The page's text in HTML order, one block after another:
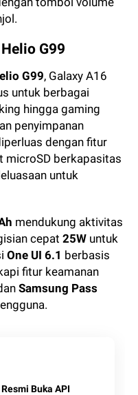
G99
G99, Galaxy A16
untuk berbagai
hingga gaming
penyimpanan
dengan fitur
microSD berkapasitas
untuk
mendukung aktivitas
cepat25W untuk
One UI 6.1 berbasis
fitur keamanan
Samsung Pass
Buka API